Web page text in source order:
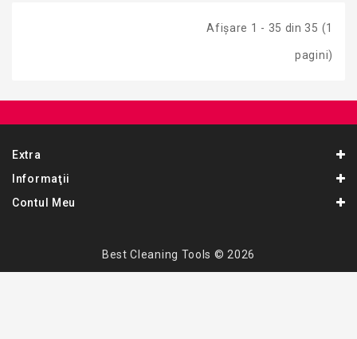
Afişare 1 - 35 din 35 (1
pagini)
Extra
Informaţii
Contul Meu
Best Cleaning Tools © 2026